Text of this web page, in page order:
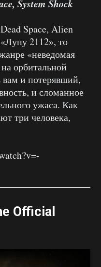
System Shock
Space, Alien
2112», то
«неведомая
орбитальной
и потерявший,
и сломанное
ужаса. Как
три человека,
Official